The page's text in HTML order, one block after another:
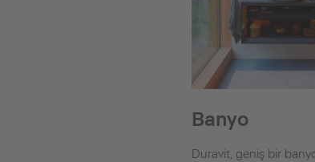
Banyo
Duravit, geniş bir